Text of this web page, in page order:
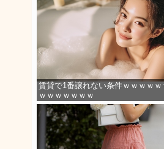
賃貸で1番譲れない条件ｗｗｗｗｗ
ｗｗｗｗｗｗｗ